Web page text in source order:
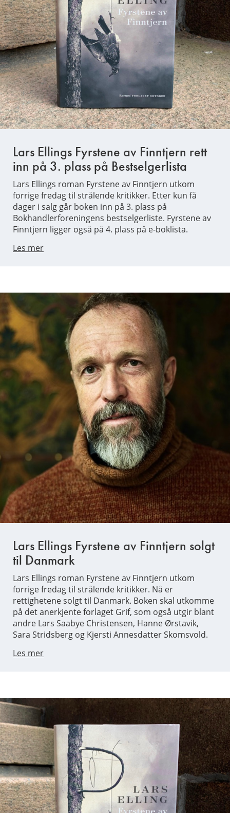
Lars Ellings Fyrstene av Finntjern rett
inn på 3. plass på Bestselgerlista
Lars Ellings roman Fyrstene av Finntjern utkom
forrige fredag til strålende kritikker. Etter kun få
dager i salg går boken inn på 3. plass på
Bokhandlerforeningens bestselgerliste. Fyrstene av
Finntjern ligger også på 4. plass på e-boklista.
Les mer
Lars Ellings Fyrstene av Finntjern solgt
til Danmark
Lars Ellings roman Fyrstene av Finntjern utkom
forrige fredag til strålende kritikker. Nå er
rettighetene solgt til Danmark. Boken skal utkomme
på det anerkjente forlaget Grif, som også utgir blant
andre Lars Saabye Christensen, Hanne Ørstavik,
Sara Stridsberg og Kjersti Annesdatter Skomsvold.
Les mer